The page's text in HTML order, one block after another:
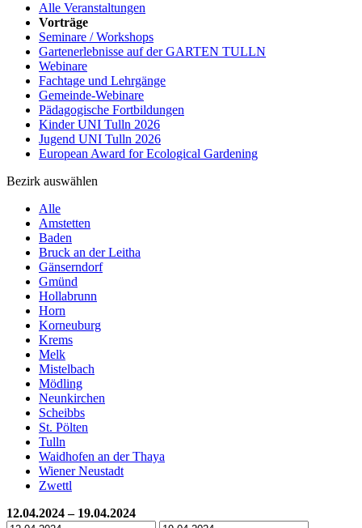
Alle Veranstaltungen
Vorträge
Seminare / Workshops
Gartenerlebnisse auf der GARTEN TULLN
Webinare
Fachtage und Lehrgänge
Gemeinde-Webinare
Pädagogische Fortbildungen
Kinder UNI Tulln 2026
Jugend UNI Tulln 2026
European Award for Ecological Gardening
Bezirk auswählen
Alle
Amstetten
Baden
Bruck an der Leitha
Gänserndorf
Gmünd
Hollabrunn
Horn
Korneuburg
Krems
Melk
Mistelbach
Mödling
Neunkirchen
Scheibbs
St. Pölten
Tulln
Waidhofen an der Thaya
Wiener Neustadt
Zwettl
12.04.2024 – 19.04.2024